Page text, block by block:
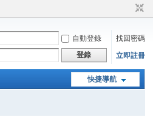
自動登錄
找回密碼
登錄 立即註冊
快捷導航